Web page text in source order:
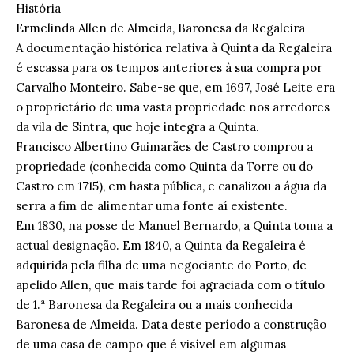
História
Ermelinda Allen de Almeida, Baronesa da Regaleira
A documentação histórica relativa à Quinta da Regaleira
é escassa para os tempos anteriores à sua compra por
Carvalho Monteiro. Sabe-se que, em 1697, José Leite era
o proprietário de uma vasta propriedade nos arredores
da vila de Sintra, que hoje integra a Quinta.
Francisco Albertino Guimarães de Castro comprou a
propriedade (conhecida como Quinta da Torre ou do
Castro em 1715), em hasta pública, e canalizou a água da
serra a fim de alimentar uma fonte aí existente.
Em 1830, na posse de Manuel Bernardo, a Quinta toma a
actual designação. Em 1840, a Quinta da Regaleira é
adquirida pela filha de uma negociante do Porto, de
apelido Allen, que mais tarde foi agraciada com o título
de 1.ª Baronesa da Regaleira ou a mais conhecida
Baronesa de Almeida. Data deste período a construção
de uma casa de campo que é visível em algumas